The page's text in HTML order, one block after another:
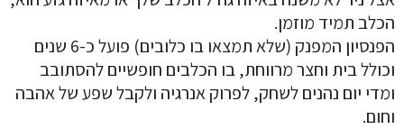
הכלב תמיד מוזמן.
הפנסיון המפנק (שלא תמצאו בו כלובים) פועל כ-6 שנים
וכולל בית וחצר מרווחת, בו הכלבים חופשיים להסתובב
ומדי יום נהנים לשחק, לפרוק אנרגיה ולקבל שפע של אהבה
וחום.